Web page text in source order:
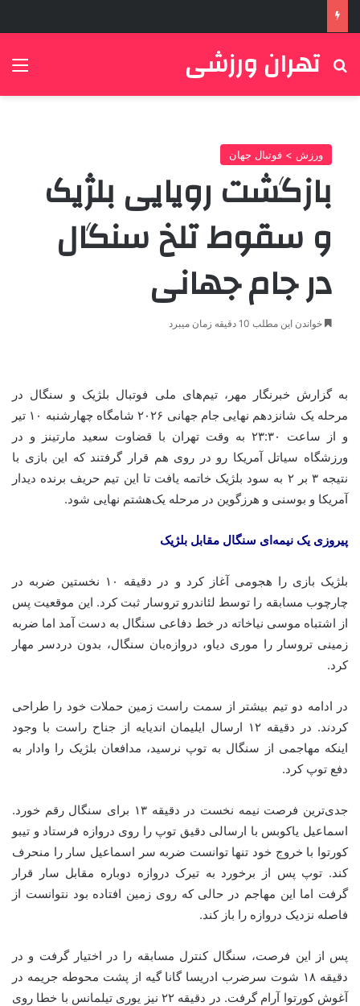
تهران ورزشی
جستجو برای
ورزش > فوتبال جهان
بازگشت رویایی بلژیک
و سقوط تلخ سنگال
در جام جهانی
خواندن این مطلب 10 دقیقه زمان میبرد
به گزارش خبرنگار مهر، تیم‌های ملی فوتبال بلژیک و سنگال در
مرحله یک شانزدهم نهایی جام جهانی ۲۰۲۶ شامگاه چهارشنبه ۱۰ تیر
و از ساعت ۲۳:۳۰ به وقت تهران با قضاوت سعید مارتینز و در
ورزشگاه سیاتل آمریکا رو در روی هم قرار گرفتند که این بازی با
نتیجه ۳ بر ۲ به سود بلژیک خاتمه یافت تا این تیم حریف برنده دیدار
آمریکا و بوسنی و هرزگوین در مرحله یک‌هشتم نهایی شود.
پیروزی یک نیمه‌ای سنگال مقابل بلژیک
بلژیک بازی را هجومی آغاز کرد و در دقیقه ۱۰ نخستین ضربه در
چارچوب مسابقه را توسط لئاندرو تروسار ثبت کرد. این موقعیت پس
از اشتباه موسی نیاخاته در خط دفاعی سنگال به دست آمد اما ضربه
زمینی تروسار را موری دیاو، دروازه‌بان سنگال، بدون دردسر مهار
کرد.
در ادامه دو تیم بیشتر از سمت راست زمین حملات خود را طراحی
کردند. در دقیقه ۱۲ ارسال ایلیمان اندیایه از جناح راست با وجود
اینکه مهاجمی از سنگال به توپ نرسید، مدافعان بلژیک را وادار به
دفع توپ کرد.
جدی‌ترین فرصت نیمه نخست در دقیقه ۱۳ برای سنگال رقم خورد.
اسماعیل یاکوبس با ارسالی دقیق توپ را روی دروازه فرستاد و تیبو
کورتوا با خروج خود تنها توانست ضربه سر اسماعیل سار را منحرف
کند. توپ پس از برخورد به تیرک دروازه دوباره مقابل سار قرار
گرفت اما این مهاجم در حالی که روی زمین افتاده بود نتوانست از
فاصله نزدیک دروازه را باز کند.
پس از این فرصت، سنگال کنترل مسابقه را در اختیار گرفت و در
دقیقه ۱۸ شوت سرضرب ادریسا گانا گیه از پشت محوطه جریمه در
آغوش کورتوا آرام گرفت. در دقیقه ۲۲ نیز یوری تیلمانس با خطا روی